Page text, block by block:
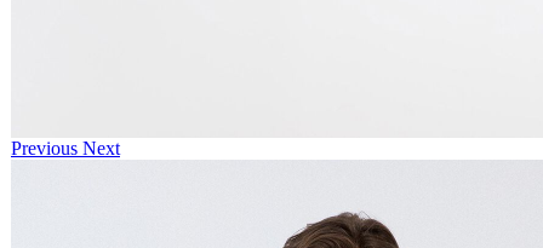
Previous Next